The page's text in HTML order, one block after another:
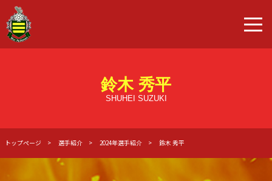
鈴木 秀平
SHUHEI SUZUKI
トップページ 選手紹介 2024年選手紹介 鈴木 秀平